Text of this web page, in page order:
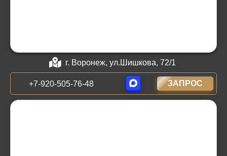
г. Воронеж, ул.Шишкова, 72/1
+7-920-505-76-48 ЗАПРОС